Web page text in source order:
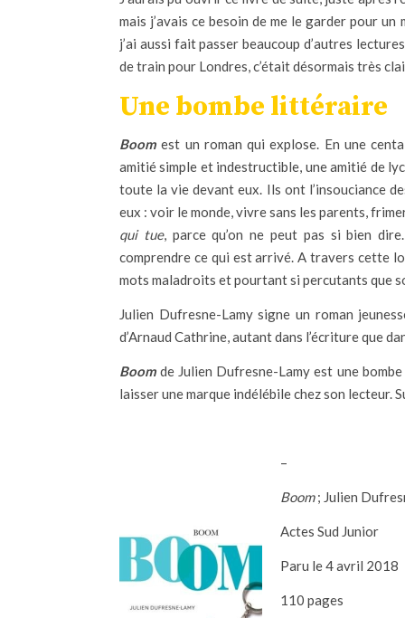
mais j’avais ce besoin de me le garder pour
j’ai aussi fait passer beaucoup d’autres
de train pour Londres, c’était désormais très
Une bombe littéraire
Boom est un roman qui explose. En une
amitié simple et indestructible, une amitié de
toute la vie devant eux. Ils ont l’insouciance
eux : voir le monde, vivre sans les parents,
qui tue, parce qu’on ne peut pas si bien
comprendre ce qui est arrivé. A travers cette
mots maladroits et pourtant si percutants que
Julien Dufresne-Lamy signe un roman
d’Arnaud Cathrine, autant dans l’écriture que
Boom de Julien Dufresne-Lamy est une
laisser une marque indélébile chez son lecteur.
–
Boom; Julien
Actes Sud Junior
Paru le 4 avril 2018
110 pages